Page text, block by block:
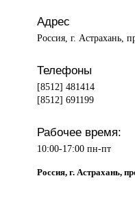
Адрес
Россия, г. Астрахань,
Телефоны
[8512] 481414
[8512] 691199
Рабочее время:
10:00-17:00 пн-пт
Россия, г. Астрахань,